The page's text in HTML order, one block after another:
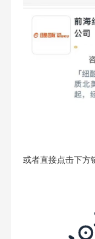
或者直接点击下